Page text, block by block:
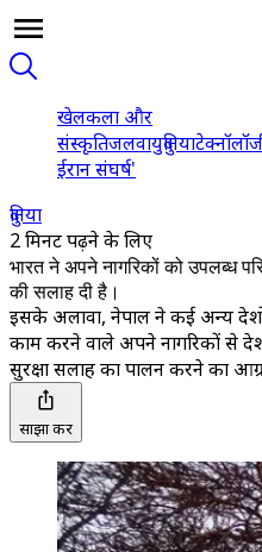
खेलकला और
संस्कृतिजलवायुदुनिया
ईरान संघर्ष'
दुनिया
2 मिनट पढ़ने के लिए
भारत ने अपने नागरिकों को उपलब्ध
की सलाह दी है।
इसके अलावा, नेपाल ने कई अन्य
काम करने वाले अपने नागरिकों से देश
सुरक्षा सलाह का पालन करने का
साझा करें